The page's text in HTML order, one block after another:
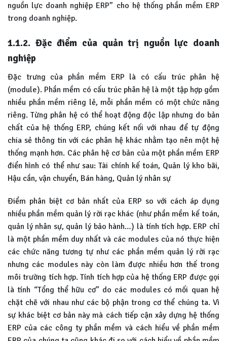
nguồn lực doanh nghiệp ERP” cho hệ thống phần mềm ERP
trong doanh nghiệp.
1.1.2. Đặc điểm của quản trị nguồn lực doanh
nghiệp
Đặc trưng của phần mềm ERP là có cấu trúc phân hệ
(module). Phần mềm có cấu trúc phân hệ là một tập hợp gồm
nhiều phần mềm riêng lẻ, mỗi phần mềm có một chức năng
riêng. Từng phân hệ có thể hoạt động độc lập nhưng do bản
chất của hệ thống ERP, chúng kết nối với nhau để tự động
chia sẻ thông tin với các phân hệ khác nhằm tạo nên một hệ
thống mạnh hơn. Các phân hệ cơ bản của một phần mềm ERP
điển hình có thể như sau: Tài chính kế toán, Quản lý kho bãi,
Hậu cần, vận chuyển, Bán hàng, Quản lý nhân sự
Điểm phân biệt cơ bản nhất của ERP so với cách áp dụng
nhiều phần mềm quản lý rời rạc khác (như phần mềm kế toán,
quản lý nhân sự, quản lý bảo hành…) là tính tích hợp. ERP chỉ
là một phần mềm duy nhất và các modules của nó thực hiện
các chức năng tương tự như các phần mềm quản lý rời rạc
nhưng các modules này còn làm được nhiều hơn thế trong
môi trường tích hợp. Tính tích hợp của hệ thống ERP được gọi
là tính “Tổng thể hữu cơ” do các modules có mối quan hệ
chặt chẽ với nhau như các bộ phận trong cơ thể chúng ta. Vì
sự khác biệt cơ bản này mà cách tiếp cận xây dựng hệ thống
ERP của các công ty phần mềm và cách hiểu về phần mềm